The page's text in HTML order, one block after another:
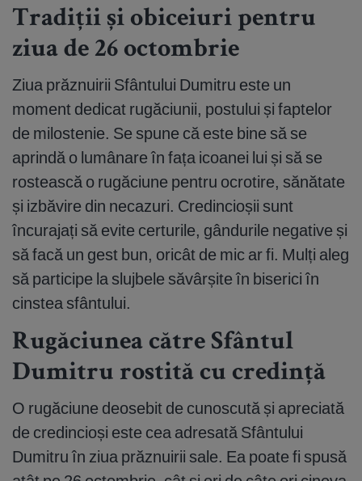
Tradiții și obiceiuri pentru
ziua de 26 octombrie
Ziua prăznuirii Sfântului Dumitru este un
moment dedicat rugăciunii, postului și faptelor
de milostenie. Se spune că este bine să se
aprindă o lumânare în fața icoanei lui și să se
rostească o rugăciune pentru ocrotire, sănătate
și izbăvire din necazuri. Credincioșii sunt
încurajați să evite certurile, gândurile negative și
să facă un gest bun, oricât de mic ar fi. Mulți aleg
să participe la slujbele săvârșite în biserici în
cinstea sfântului.
Rugăciunea către Sfântul
Dumitru rostită cu credință
O rugăciune deosebit de cunoscută și apreciată
de credincioși este cea adresată Sfântului
Dumitru în ziua prăznuirii sale. Ea poate fi spusă